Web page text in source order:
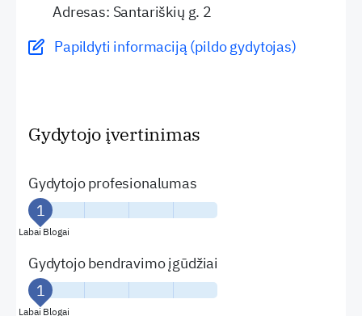
Adresas: Santariškių g. 2
Papildyti informaciją (pildo gydytojas)
Gydytojo įvertinimas
Gydytojo profesionalumas
Labai Blogai
Gydytojo bendravimo įgūdžiai
Labai Blogai